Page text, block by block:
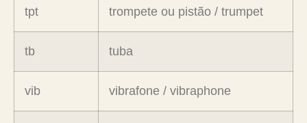
tpt trompete ou pistão / trumpet
tb tuba
vib vibrafone / vibraphone